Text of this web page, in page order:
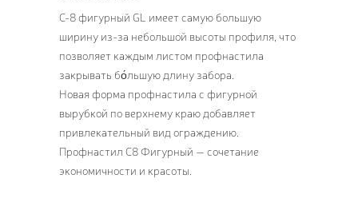
C-8 фигурный GL имеет самую большую
ширину из-за небольшой высоты профиля, что
позволяет каждым листом профнастила
закрывать бо́льшую длину забора.
Новая форма профнастила с фигурной
вырубкой по верхнему краю добавляет
привлекательный вид ограждению.
Профнастил С8 Фигурный — сочетание
экономичности и красоты.